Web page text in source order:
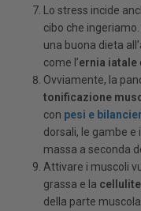
Lo stress incide
cibo che
una buona dieta
come l’ernia iatale
Ovviamente, la
tonificazione
con pesi e
dorsali, le gambe
massa a seconda
Attivare i muscoli
grassa e la cellulite
della parte